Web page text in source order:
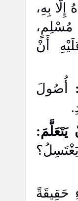
إِلَّا بِهِ،
أَنْ
أُصُولَ
يَتَعَلَّمَ:
حَقِيقَةً